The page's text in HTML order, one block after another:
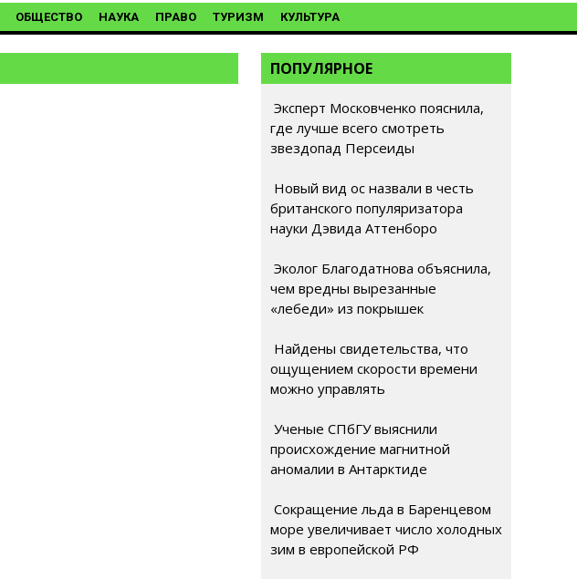
ОБЩЕСТВО НАУКА ПРАВО ТУРИЗМ КУЛЬТУРА
ПОПУЛЯРНОЕ
Эксперт Московченко пояснила,
где лучше всего смотреть
звездопад Персеиды
Новый вид ос назвали в честь
британского популяризатора
науки Дэвида Аттенборо
Эколог Благодатнова объяснила,
чем вредны вырезанные
«лебеди» из покрышек
Найдены свидетельства, что
ощущением скорости времени
можно управлять
Ученые СПбГУ выяснили
происхождение магнитной
аномалии в Антарктиде
Сокращение льда в Баренцевом
море увеличивает число холодных
зим в европейской РФ